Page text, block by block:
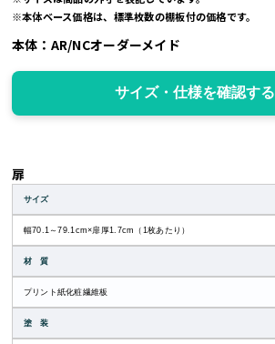
※本体ベース価格は、標準枚数の棚板付の価格です。
本体：AR/NCオーダーメイド
サイズ・仕様を確認する
扉
サイズ
幅70.1～79.1cm×扉厚1.7cm（1枚あたり）
材 質
プリント紙化粧繊維板
塗 装